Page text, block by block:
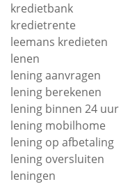
kredietbank
kredietrente
leemans kredieten
lenen
lening aanvragen
lening berekenen
lening binnen 24 uur
lening mobilhome
lening op afbetaling
lening oversluiten
leningen